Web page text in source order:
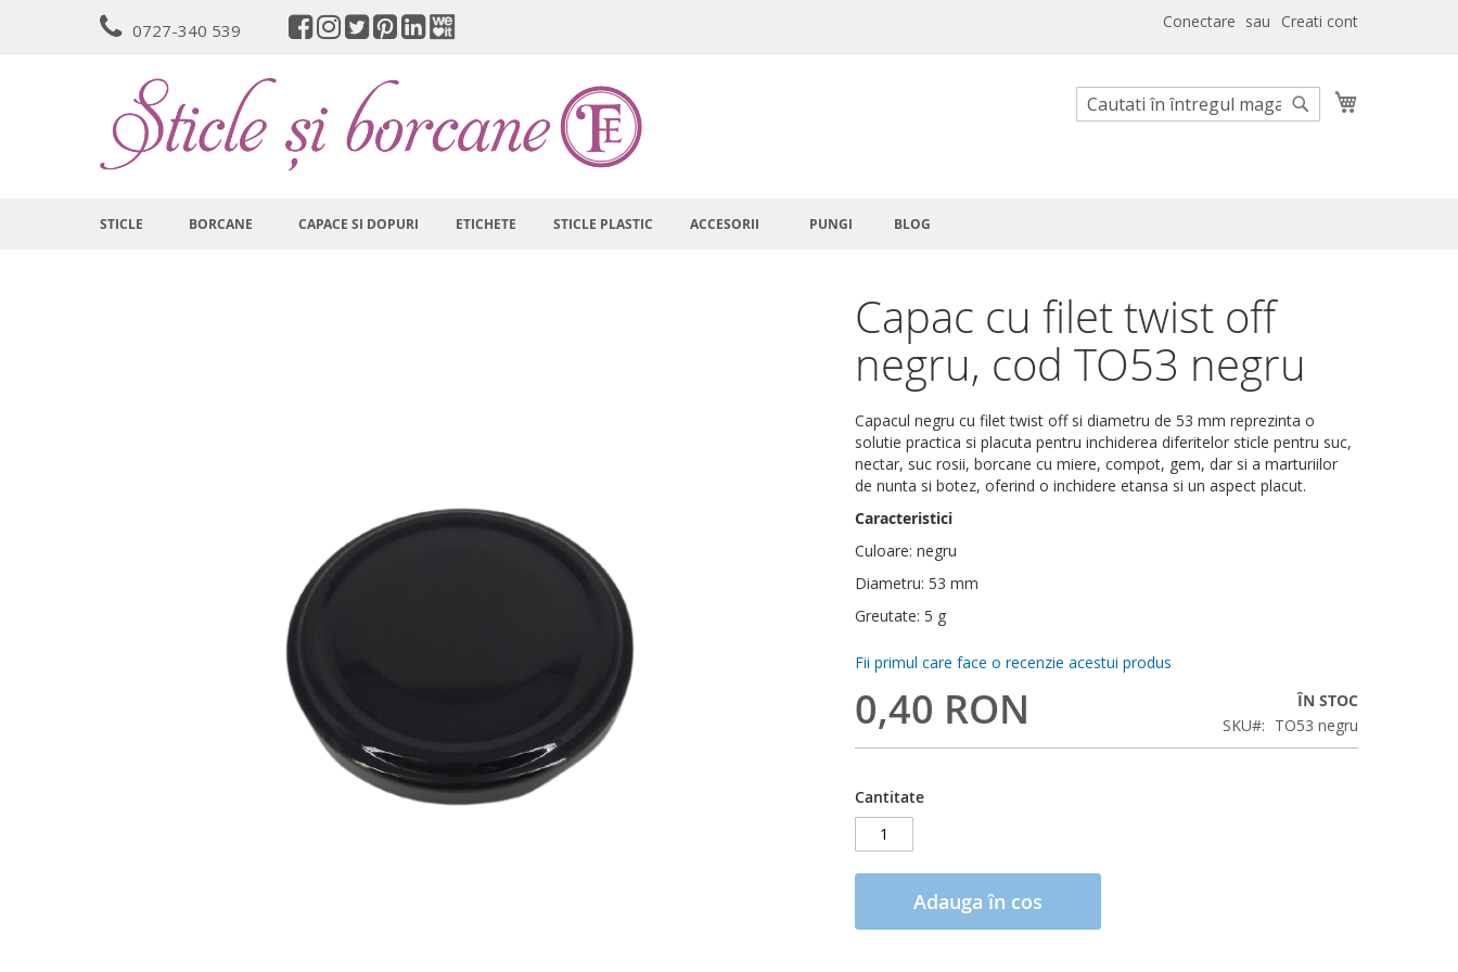
Mergeti
la
Conectare Creati cont
0727-340 539
Cautare
STICLE BORCANE CAPACE SI DOPURI ETICHETE STICLE PLASTIC ACCESORII PUNGI BLOG
Capac cu filet twist off
negru, cod TO53 negru
Capacul negru cu filet twist off si diametru de 53 mm reprezinta o
solutie practica si placuta pentru inchiderea diferitelor sticle pentru suc,
nectar, suc rosii, borcane cu miere, compot, gem, dar si a marturiilor
de nunta si botez, oferind o inchidere etansa si un aspect placut.
Caracteristici
Culoare: negru
Diametru: 53 mm
Greutate: 5 g
Fii primul care face o recenzie acestui produs
0,40 RON
ÎN STOC
SKU
TO53 negru
Cantitate
Adauga în cos